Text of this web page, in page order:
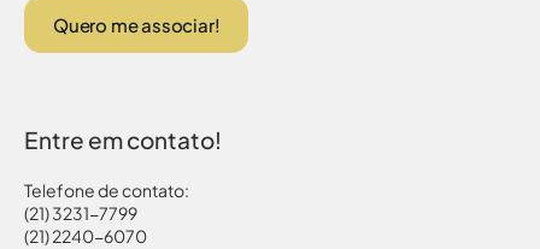
Quero me associar!
Entre em contato!
Telefone de contato:
(21) 3231-7799
(21) 2240-6070